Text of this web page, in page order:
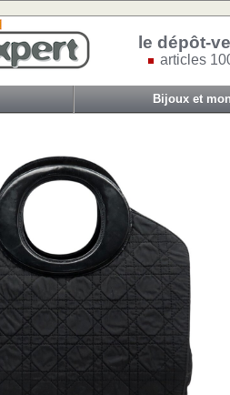
le dépôt-
articles
Bijoux et